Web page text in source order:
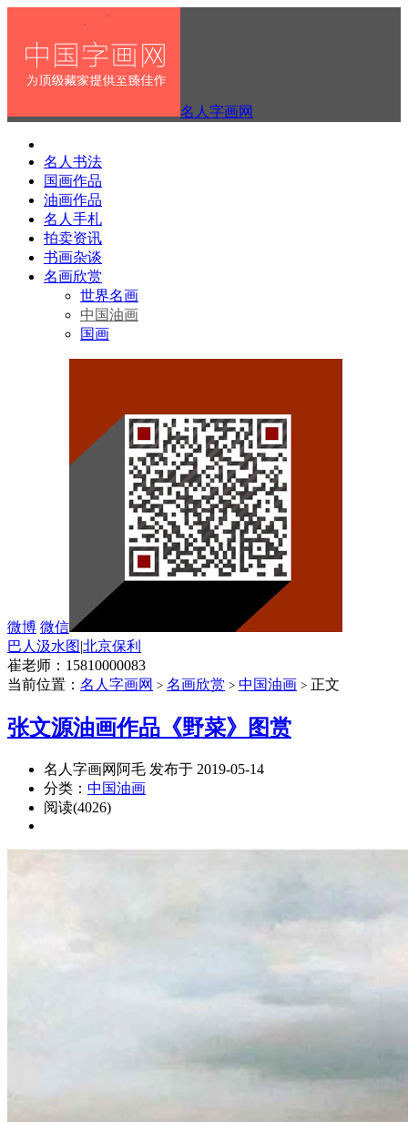
名人字画网
名人书法
国画作品
油画作品
名人手札
拍卖资讯
书画杂谈
名画欣赏
世界名画
中国油画
国画
微博 微信
巴人汲水图|北京保利
崔老师：15810000083
当前位置： 名人字画网 > 名画欣赏 > 中国油画 > 正文
张文源油画作品《野菜》图赏
名人字画网阿毛 发布于 2019-05-14
分类： 中国油画
阅读(4026)